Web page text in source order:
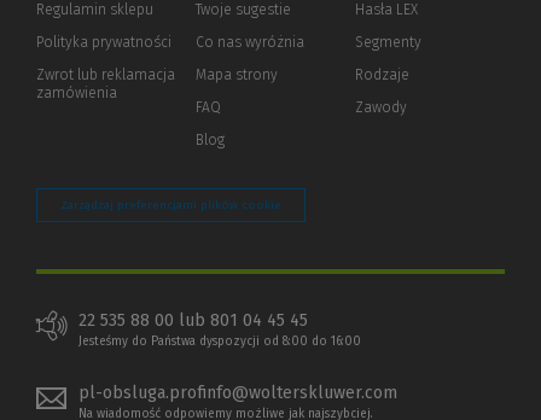
Regulamin sklepu
Polityka prywatności (Nowe
(Link
innej
Zwrot lub reklamacja
zamówienia
innej
strony)
Twoje sugestie
Co nas wyróżnia
Mapa strony
FAQ
Blog
Hasła LEX
Segmenty
Rodzaje
Zawody
Zarządzaj preferencjami plików cookie
22 535 88 00 lub 801 04 45 45
Jesteśmy do Państwa dyspozycji od 8:00 do 16:00
pl-obsluga.profinfo@wolterskluwer.com
Na wiadomość odpowiemy możliwe jak najszybciej.